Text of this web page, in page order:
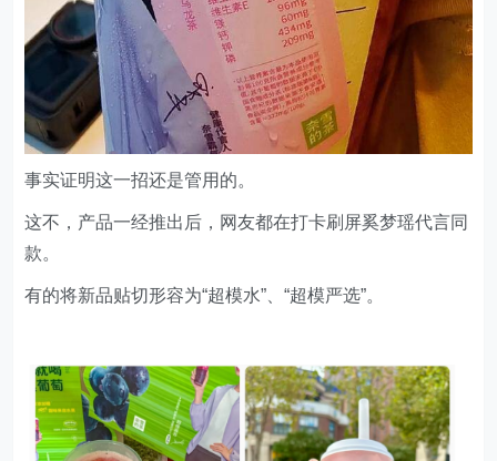
事实证明这一招还是管用的。
这不，产品一经推出后，网友都在打卡刷屏奚梦瑶代言同
款。